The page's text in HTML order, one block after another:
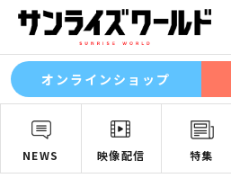
オンラインショップ
NEWS 映像配信 特集